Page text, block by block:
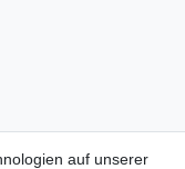
auf unserer